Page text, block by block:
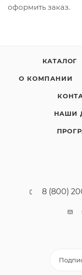
оформить заказ.
КАТАЛОГ
О КОМПАНИИ
НАШИ
8 (800)